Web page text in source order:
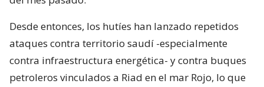
Desde entonces, los hutíes han lanzado repetidos
ataques contra territorio saudí -especialmente
contra infraestructura energética- y contra buques
petroleros vinculados a Riad en el mar Rojo, lo que